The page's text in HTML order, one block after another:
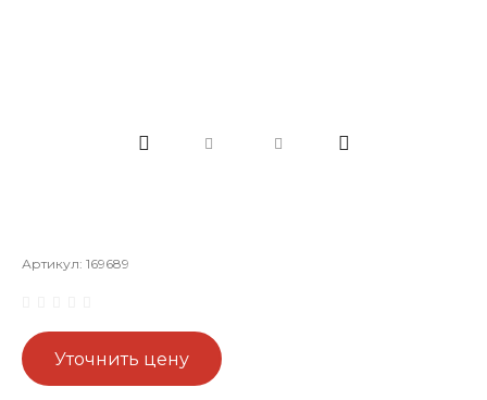
Артикул: 169689
Уточнить цену